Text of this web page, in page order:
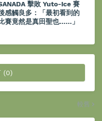
擊敗 Yuto-Ice 賽
感觸良多：「最初看到的
比賽竟然是真田聖也……」
(0)
較舊